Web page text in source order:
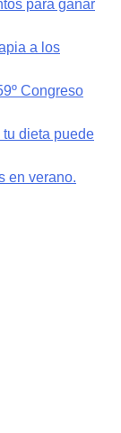
para ganar
a los
Congreso
dieta puede
en verano.